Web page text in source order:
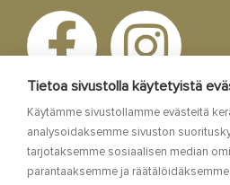
Tietoa sivustolla käytetyistä
Käytämme sivustollamme evästeitä
analysoidaksemme sivuston
tarjotaksemme sosiaalisen median
parantaaksemme ja